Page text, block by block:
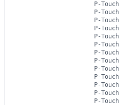
P-Touch
P-Touch
P-Touch
P-Touch
P-Touch
P-Touch
P-Touch
P-Touch
P-Touch
P-Touch
P-Touch
P-Touch
P-Touch